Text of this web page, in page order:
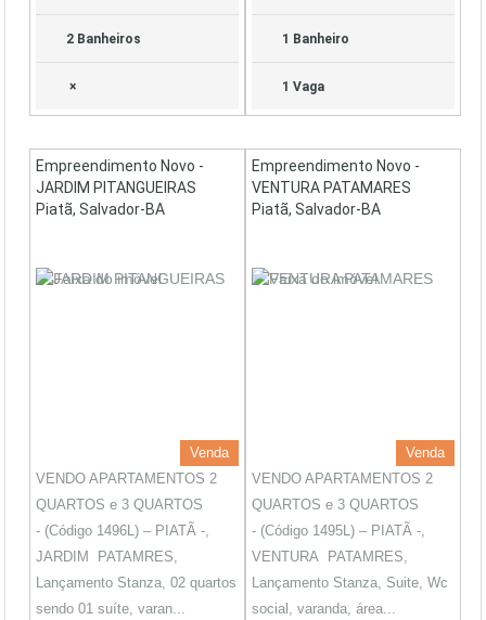
2 Banheiros
×
1 Banheiro
1 Vaga
Empreendimento Novo -
JARDIM PITANGUEIRAS
Piatã, Salvador-BA
Venda
VENDO APARTAMENTOS 2
QUARTOS e 3 QUARTOS
- (Código 1496L) – PIATÃ -,
JARDIM PATAMRES,
Lançamento Stanza, 02 quartos
sendo 01 suíte, varan...
Empreendimento Novo -
VENTURA PATAMARES
Piatã, Salvador-BA
Venda
VENDO APARTAMENTOS 2
QUARTOS e 3 QUARTOS
- (Código 1495L) – PIATÃ -,
VENTURA PATAMRES,
Lançamento Stanza, Suite, Wc
social, varanda, área...